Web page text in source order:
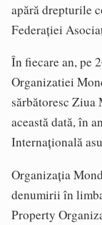
apără drepturile
Federației
În fiecare an, pe
Organizatiei
sărbătoresc
această dată, în
Internațională
Organizația
denumirii în
Property